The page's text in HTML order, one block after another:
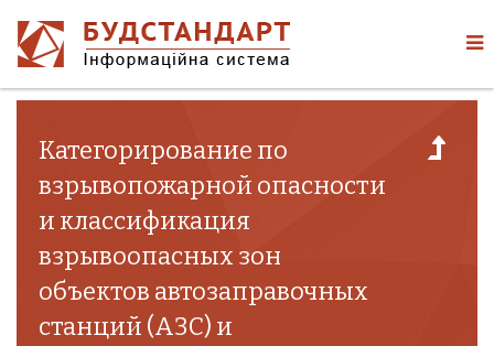
Категорирование по
взрывопожарной опасности
и классификация
взрывоопасных зон
объектов автозаправочных
станций (АЗС) и